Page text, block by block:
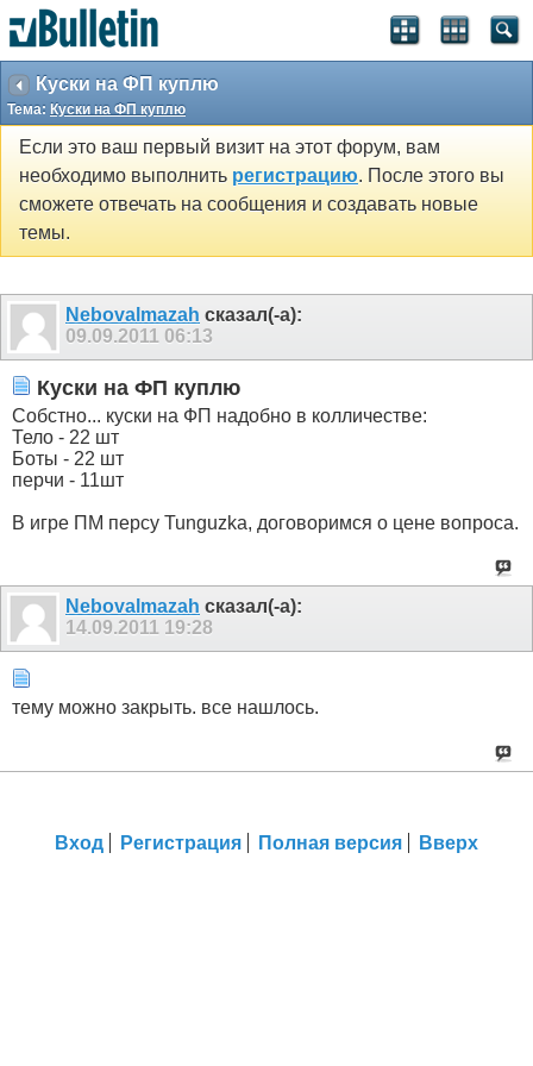
Куски на ФП куплю
Тема: Куски на ФП куплю
Если это ваш первый визит на этот форум, вам
необходимо выполнить регистрацию. После этого вы
сможете отвечать на сообщения и создавать новые
темы.
Nebovalmazah сказал(-а):
09.09.2011 06:13
Куски на ФП куплю
Собстно... куски на ФП надобно в колличестве:
Тело - 22 шт
Боты - 22 шт
перчи - 11шт
В игре ПМ персу Tunguzka, договоримся о цене вопроса.
Nebovalmazah сказал(-а):
14.09.2011 19:28
тему можно закрыть. все нашлось.
Вход Регистрация Полная версия Вверх